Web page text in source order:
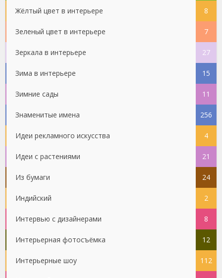
Жёлтый цвет в интерьере 8
Зеленый цвет в интерьере 7
Зеркала в интерьере 27
Зима в интерьере 15
Зимние сады 11
Знаменитые имена 256
Идеи рекламного искусства 4
Идеи с растениями 21
Из бумаги 24
Индийский 2
Интервью с дизайнерами 8
Интерьерная фотосъёмка 12
Интерьерные шоу 112